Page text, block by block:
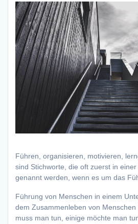
Führen, organisieren, motivieren,
sind Stichworte, die oft zuerst in
genannt werden, wenn es um das
Führung von Menschen in einem
dem Zusammenleben von Menschen
muss man tun, einige möchte man